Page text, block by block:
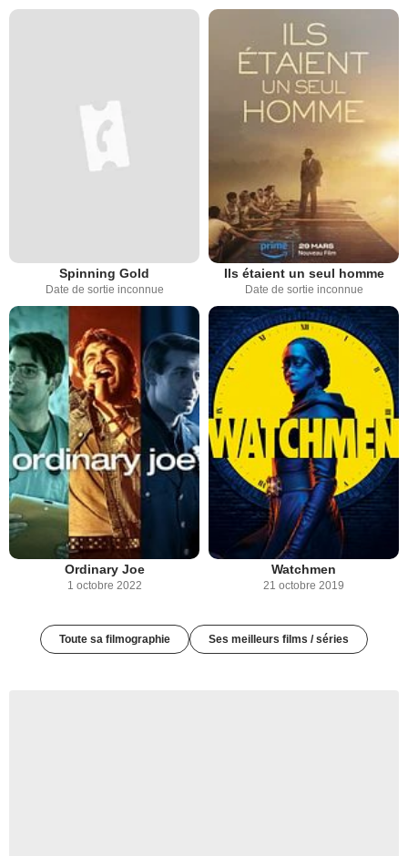
Spinning Gold
Date de sortie inconnue
Ils étaient un seul homme
Date de sortie inconnue
Ordinary Joe
1 octobre 2022
Watchmen
21 octobre 2019
Toute sa filmographie Ses meilleurs films / séries